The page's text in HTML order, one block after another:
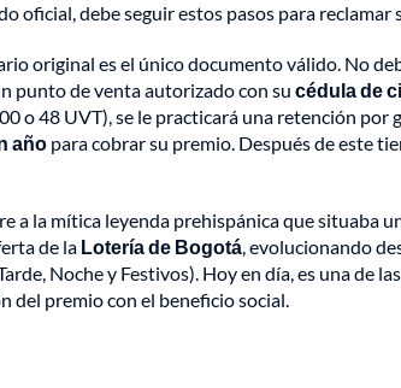
oficial, debe seguir estos pasos para reclamar
original es el único documento válido. No
punto de venta autorizado con su cédula de
o 48 UVT), se le practicará una retención por
año para cobrar su premio. Después de este
a la mítica leyenda prehispánica que situaba
de la Lotería de Bogotá, evolucionando
Noche y Festivos). Hoy en día, es una de
del premio con el beneficio social.